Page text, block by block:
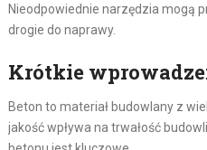
Nieodpowiednie narzędzia mogą
drogie do naprawy.
Krótkie
Beton to materiał budowlany z
jakość wpływa na trwałość